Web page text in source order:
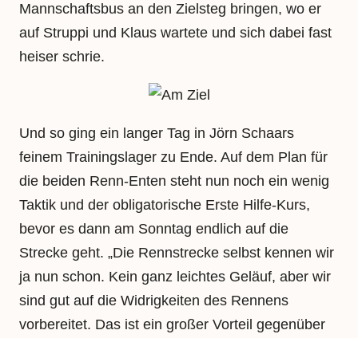
Mannschaftsbus an den Zielsteg bringen, wo er
auf Struppi und Klaus wartete und sich dabei fast
heiser schrie.
Und so ging ein langer Tag in Jörn Schaars
feinem Trainingslager zu Ende. Auf dem Plan für
die beiden Renn-Enten steht nun noch ein wenig
Taktik und der obligatorische Erste Hilfe-Kurs,
bevor es dann am Sonntag endlich auf die
Strecke geht. „Die Rennstrecke selbst kennen wir
ja nun schon. Kein ganz leichtes Geläuf, aber wir
sind gut auf die Widrigkeiten des Rennens
vorbereitet. Das ist ein großer Vorteil gegenüber